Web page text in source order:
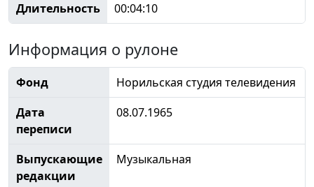
Длительность
00:04:10
Информация о рулоне
Фонд
Норильская студия телевидения
Дата
переписи
08.07.1965
Выпускающие
редакции
Музыкальная